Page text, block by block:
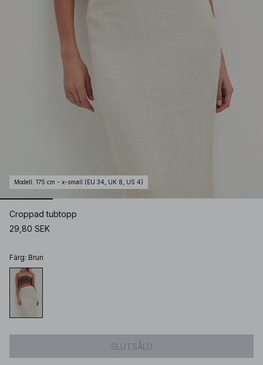
Modell : 175 cm - x-small (EU 34, UK 8, US 4)
Croppad tubtopp
29,80 SEK
Färg: Brun
SLUTSÅLD